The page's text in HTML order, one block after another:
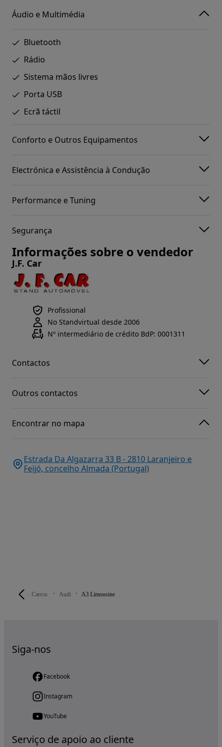
Carros Audi A3 Limousine
Áudio e Multimédia
Bluetooth
Rádio
Sistema mãos livres
Porta USB
Ecrã táctil
Conforto e Outros Equipamentos
Electrónica e Assistência à Condução
Performance e Tuning
Segurança
Informações sobre o vendedor
J.F. Car
Profissional
No Standvirtual desde 2006
Nº intermediário de crédito BdP: 0001311
Contactos
Outros contactos
Encontrar no mapa
Estrada Da Algazarra 33 B - 2810 Laranjeiro e
Feijó, concelho Almada (Portugal)
Siga-nos
Facebook
Instagram
YouTube
Serviço de apoio ao cliente